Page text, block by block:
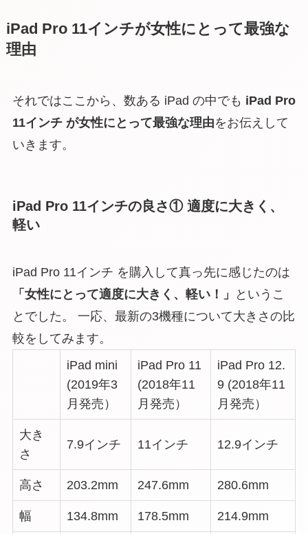
iPad Pro 11インチが女性にとって最強な
理由
それではここから、数ある iPad の中でも iPad Pro
11インチ が女性にとって最強な理由をお伝えして
いきます。
iPad Pro 11インチの良さ① 適度に大きく、
軽い
iPad Pro 11インチ を購入して真っ先に感じたのは
「女性にとって適度に大きく、軽い！」
というこ
とでした。 一応、最新の3機種について大きさの比
較をしてみます。
iPad mini
(2019年3
月発売）
iPad Pro 11
(2018年11
月発売）
iPad Pro 12.
9 (2018年11
月発売）
大き
さ
7.9インチ 11インチ 12.9インチ
高さ 203.2mm 247.6mm 280.6mm
幅 134.8mm 178.5mm 214.9mm